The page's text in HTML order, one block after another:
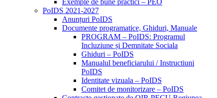
Exemple de bune practici – PEO
PoIDS 2021-2027
Anunțuri PoIDS
Documente programatice, Ghiduri, Manuale
PROGRAM – PoIDS: Programul
Incluziune și Demnitate Sociala
Ghiduri – PoIDS
Manualul beneficiarului / Instructiuni
PoIDS
Identitate vizuala – PoIDS
Comitet de monitorizare – PoIDS